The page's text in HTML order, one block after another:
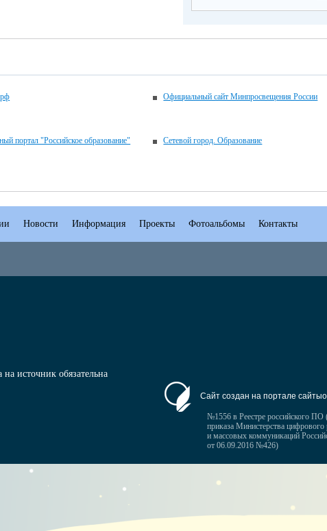
Официальный сайт Минпросвещения России
портал "Российское образование" Сетевой город. Образование
Новости Информация Проекты Фотоальбомы Контакты
источник обязательна
Сайт создан на портале
№1556 в Реестре российского ПО
приказа Министерства цифрового
и массовых коммуникаций
от 06.09.2016 №426)